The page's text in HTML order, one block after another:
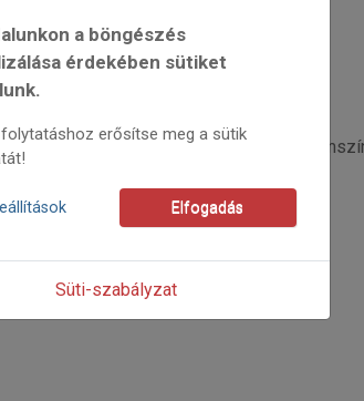
kiadása alkalmából az Uránia
a böngészés
érdekében sütiket
folytatáshoz erősítse meg a sütik
Elfogadás
Süti-szabályzat